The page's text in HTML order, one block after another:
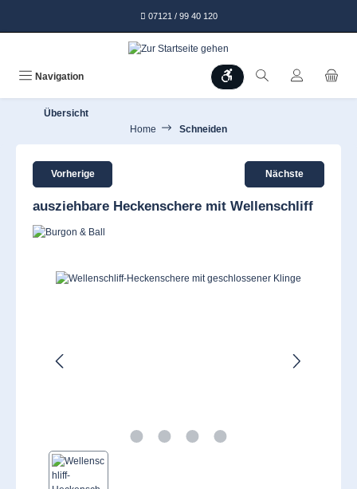
07121 / 99 40 120
Navigation Werkzeugleiste anzeigen
Übersicht
Home
Schneiden
Vorherige Nächste
ausziehbare Heckenschere mit Wellenschliff
Bildergalerie überspringen